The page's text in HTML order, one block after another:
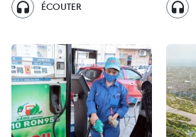
ÉCOUTER